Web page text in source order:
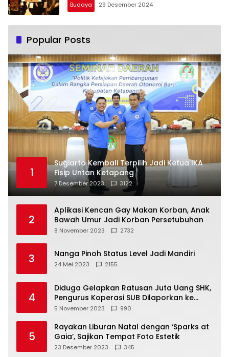
Budaya 29 Desember 2024
Popular Posts
1
Sugiarto Kembali Terpilih Jadi Ketua IKA
Fisip Untan Ketapang
7 Desember 2023 3122
2
Aplikasi Kencan Gay Makan Korban, Anak
Bawah Umur Jadi Korban Persetubuhan
8 November 2023 2732
3 Nanga Pinoh Status Level Jadi Mandiri
24 Mei 2023 2155
4
Diduga Gelapkan Ratusan Juta Uang SHK,
Pengurus Koperasi SUB Dilaporkan ke
Polisi
5 November 2023 990
5
Rayakan Liburan Natal dengan ‘Sparks at
Gaia’, Sajikan Tempat Foto Estetik
23 Desember 2023 345